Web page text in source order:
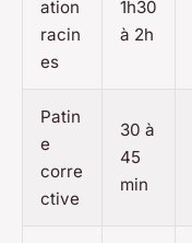
ation
racin
es
1h30
à 2h
Patin
e
corre
ctive
30 à
45
min